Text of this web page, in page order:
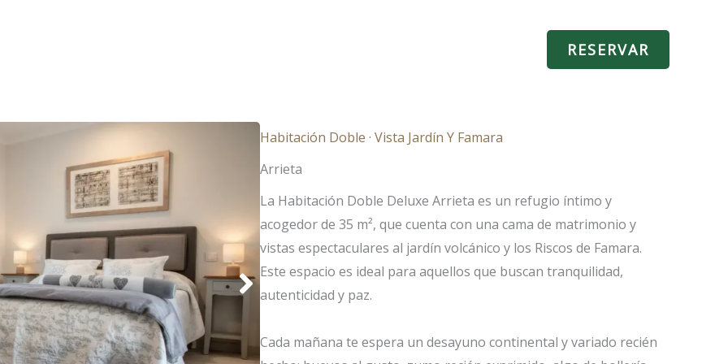
RESERVAR
Habitación Doble · Vista Jardín Y Famara
Arrieta
La Habitación Doble Deluxe Arrieta es un refugio íntimo y
acogedor de 35 m², que cuenta con una cama de matrimonio y
vistas espectaculares al jardín volcánico y los Riscos de Famara.
Este espacio es ideal para aquellos que buscan tranquilidad,
autenticidad y paz.
Cada mañana te espera un desayuno continental y variado recién